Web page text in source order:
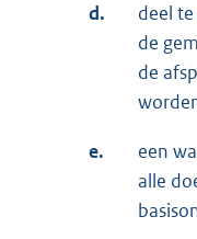
d.
deel
de
de
e.
een
alle